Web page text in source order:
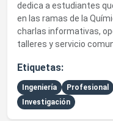
dedica a estudiantes
en las ramas de la
charlas informativas,
talleres y servicio
Etiquetas:
Ingeniería Profesional
Investigación